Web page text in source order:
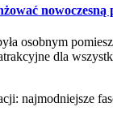
nowoczesną
osobnym
dla